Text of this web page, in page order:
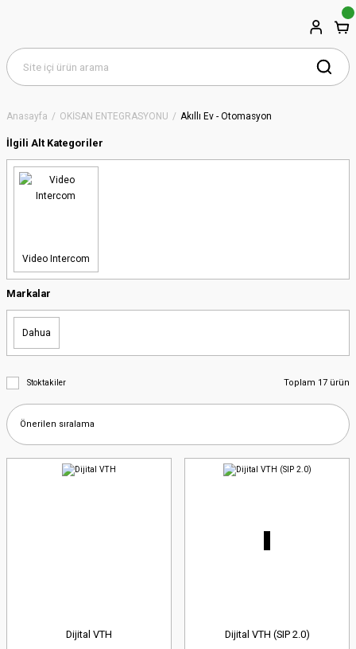
Anasayfa OKİSAN ENTEGRASYONU Akıllı Ev - Otomasyon
İlgili Alt Kategoriler
Video Intercom
Markalar
Dahua
Stoktakiler Toplam 17 ürün
Dijital VTH Dijital VTH (SIP 2.0)